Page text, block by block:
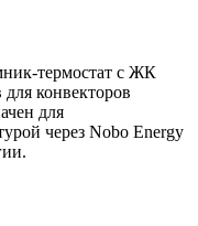
термостат с ЖК
конвекторов
для
через Nobo Energy